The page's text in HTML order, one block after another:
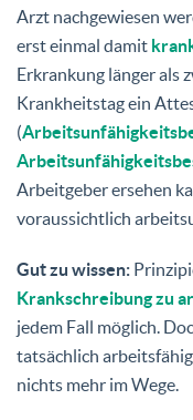
Arzt nachgewiesen
erst einmal damit
Erkrankung länger als
Krankheitstag ein
(
Arbeitgeber ersehen
voraussichtlich
Gut zu wissen:
Krankschreibung zu
jedem Fall möglich.
tatsächlich
nichts mehr im Wege.